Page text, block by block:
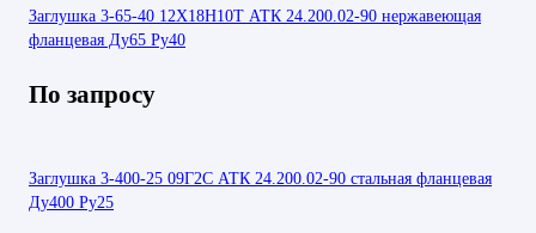
Заглушка 3-65-40 12Х18Н10Т АТК 24.200.02-90 нержавеющая
фланцевая Ду65 Ру40
По запросу
Заглушка 3-400-25 09Г2С АТК 24.200.02-90 стальная фланцевая
Ду400 Ру25